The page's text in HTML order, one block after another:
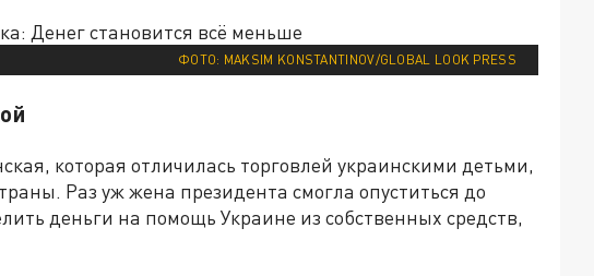
ФОТО: MAKSIM KONSTANTINOV/GLOBAL LOOK PRESS
которая отличилась торговлей украинскими детьми,
Раз уж жена президента смогла опуститься до
деньги на помощь Украине из собственных средств,